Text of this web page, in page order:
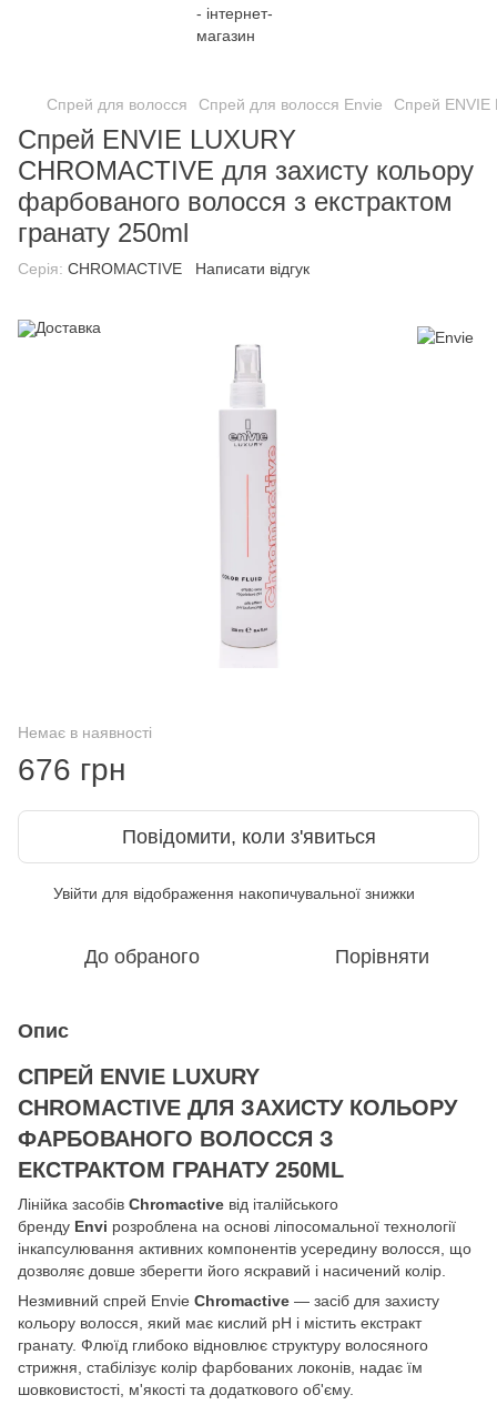
Спрей для волосся Спрей для волосся Envie Спрей ENVIE
Спрей ENVIE LUXURY
CHROMACTIVE для захисту кольору
фарбованого волосся з екстрактом
гранату 250ml
Серія: CHROMACTIVE Написати відгук
Немає в наявності
676 грн
Повідомити, коли з'явиться
Увійти для відображення накопичувальної знижки
До обраного Порівняти
Опис
СПРЕЙ ENVIE LUXURY
CHROMACTIVE ДЛЯ ЗАХИСТУ КОЛЬОРУ
ФАРБОВАНОГО ВОЛОССЯ З
ЕКСТРАКТОМ ГРАНАТУ 250ML
Лінійка засобів Chromactive від італійського
бренду Envi розроблена на основі ліпосомальної технології
інкапсулювання активних компонентів усередину волосся, що
дозволяє довше зберегти його яскравий і насичений колір.
Незмивний спрей Envie Chromactive — засіб для захисту
кольору волосся, який має кислий pH і містить екстракт
гранату. Флюїд глибоко відновлює структуру волосяного
стрижня, стабілізує колір фарбованих локонів, надає їм
шовковистості, м'якості та додаткового об'єму.